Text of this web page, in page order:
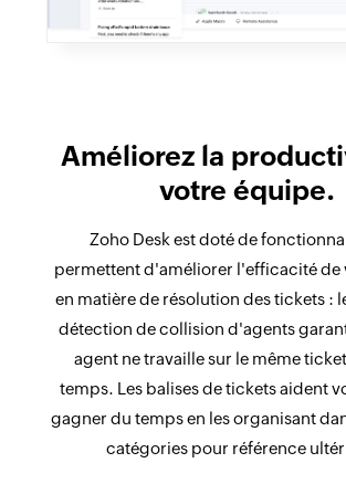
Améliorez la
votre équipe.
Zoho Desk est doté de
permettent d'améliorer l'efficacité de
en matière de résolution des tickets :
détection de collision d'agents
agent ne travaille sur le même
temps. Les balises de tickets aident
gagner du temps en les organisant
catégories pour référence